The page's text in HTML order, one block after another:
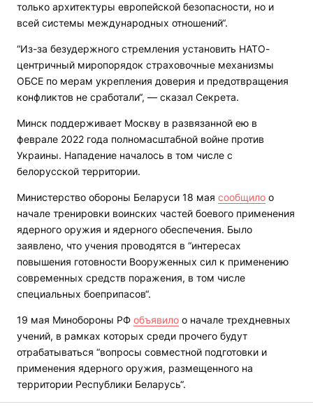
только архитектуры европейской безопасности, но и
всей системы международных отношений“.
“Из-за безудержного стремления установить НАТО-
центричный миропорядок страховочные механизмы
ОБСЕ по мерам укрепления доверия и предотвращения
конфликтов не сработали“, — сказал Секрета.
Минск поддерживает Москву в развязанной ею в
феврале 2022 года полномасштабной войне против
Украины. Нападение началось в том числе с
белорусской территории.
Министерство обороны Беларуси 18 мая сообщило о
начале тренировки воинских частей боевого применения
ядерного оружия и ядерного обеспечения. Было
заявлено, что учения проводятся в “интересах
повышения готовности Вооруженных сил к применению
современных средств поражения, в том числе
специальных боеприпасов“.
19 мая Минобороны РФ объявило о начале трехдневных
учений, в рамках которых среди прочего будут
отрабатываться “вопросы совместной подготовки и
применения ядерного оружия, размещенного на
территории Республики Беларусь“.